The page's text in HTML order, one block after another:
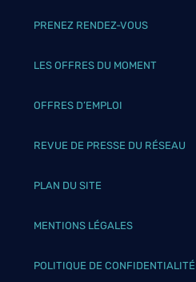
PRENEZ RENDEZ-VOUS
LES OFFRES DU MOMENT
OFFRES D’EMPLOI
REVUE DE PRESSE DU RÉSEAU
PLAN DU SITE
MENTIONS LÉGALES
POLITIQUE DE CONFIDENTIALITÉ